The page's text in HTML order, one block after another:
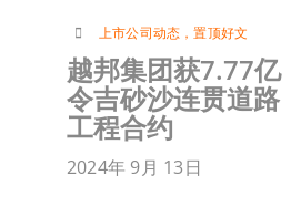
上市公司动态 ，置顶好文
越邦集团获7.77亿
令吉砂沙连贯道路
工程合约
2024年 9月 13日